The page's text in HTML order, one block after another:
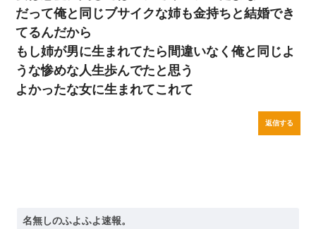
だって俺と同じブサイクな姉も金持ちと結婚でき
てるんだから
もし姉が男に生まれてたら間違いなく俺と同じよ
うな惨めな人生歩んでたと思う
よかったな女に生まれてこれて
返信する